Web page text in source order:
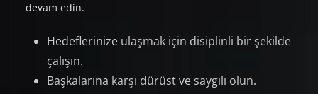
devam edin.
Hedeflerinize ulaşmak için disiplinli bir şekilde
çalışın.
Başkalarına karşı dürüst ve saygılı olun.